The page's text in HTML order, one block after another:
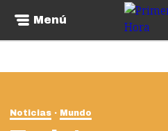
Menú
Noticias Mundo